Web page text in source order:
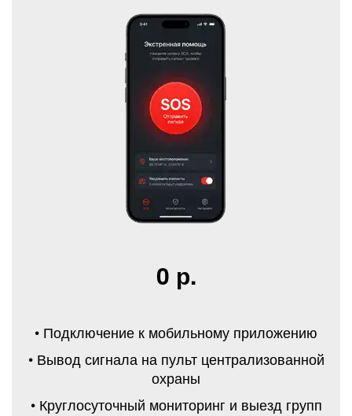
0 р.
• Подключение к мобильному приложению
• Вывод сигнала на пульт централизованной
охраны
• Круглосуточный мониторинг и выезд групп